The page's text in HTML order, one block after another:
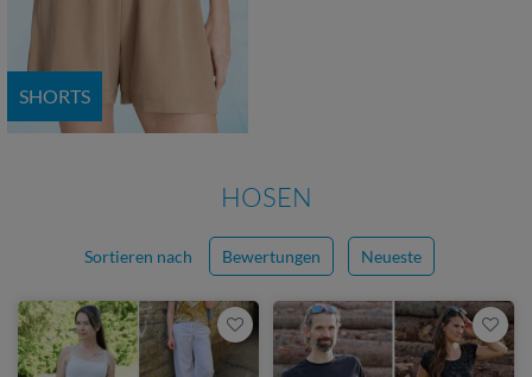
SHORTS
HOSEN
Sortieren nach Bewertungen Neueste